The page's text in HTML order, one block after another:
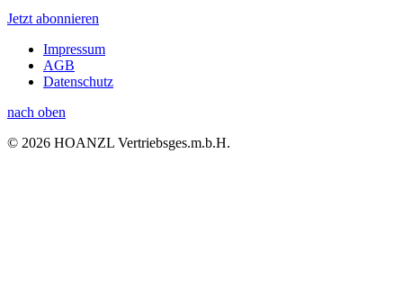
Jetzt abonnieren
Impressum
AGB
Datenschutz
nach oben
© 2026 HOANZL Vertriebsges.m.b.H.